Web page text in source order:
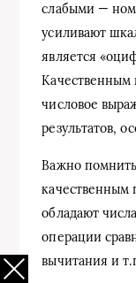
слабыми —
усиливают
является
Качественным
числовое
результатов,
Важно
качественным
обладают
операции
вычитания и